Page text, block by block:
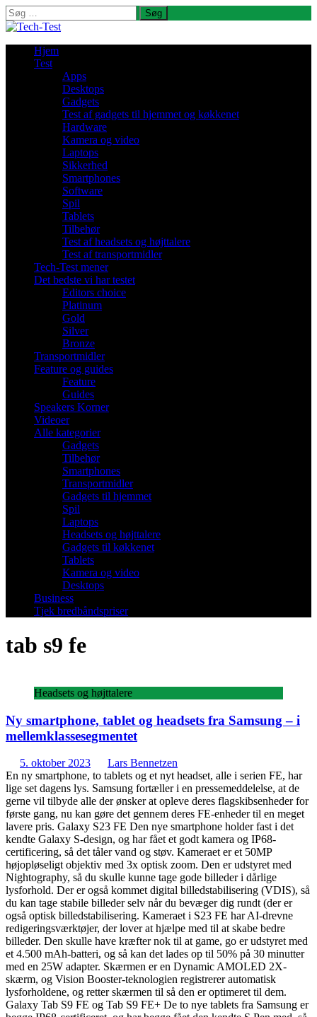
Søg
efter:
Hjem
Test
Apps
Desktops
Gadgets
Test af gadgets til hjemmet og køkkenet
Hardware
Kamera og video
Laptops
Sikkerhed
Smartphones
Software
Spil
Tablets
Tilbehør
Test af headsets og højttalere
Test af transportmidler
Tech-Test mener
Det bedste vi har testet
Editors choice
Platinum
Gold
Silver
Bronze
Transportmidler
Feature og guides
Feature
Guides
Speakers Korner
Videoer
Alle kategorier
Gadgets
Tilbehør
Smartphones
Transportmidler
Gadgets til hjemmet
Spil
Laptops
Headsets og højttalere
Gadgets til køkkenet
Tablets
Kamera og video
Desktops
Business
Tjek bredbåndspriser
tab s9 fe
Headsets og højttalere
Ny smartphone, tablet og headsets fra Samsung – i
mellemklassesegmentet
5. oktober 2023
Lars Bennetzen
En ny smartphone, to tablets og et nyt headset, alle i serien FE, har
lige set dagens lys. Samsung fortæller i en pressemeddelelse, at de
gerne vil tilbyde alle der ønsker at opleve deres flagskibsenheder for
første gang, nu kan gøre det gennem deres FE-enheder til en meget
lavere pris. Galaxy S23 FE Den nye smartphone holder fast i det
kendte Galaxy S-design, og har fået et godt kamera og IP68-
certificering, så det tåler vand og støv. Kameraet er et 50MP
højopløseligt objektiv med 3x optisk zoom. Den er udstyret med
Nightography, så du skulle kunne tage gode billeder i dårlige
lysforhold. Der er også kommet digital billedstabilisering (VDIS), så
du kan tage stabile billeder selv når du bevæger dig rundt (der er
også optisk billedstabilisering. Kameraet i S23 FE har AI-drevne
redigeringsværktøjer, der lover at hjælpe med til at skabe bedre
billeder. Den skulle have kræfter nok til at game, go er udstyret med
et 4.500 mAh-batteri, og så kan det lades op til 50% på 30 minutter
med en 25W adapter. Skærmen er en Dynamic AMOLED 2X-
skærm, og Vision Booster-teknologien registrerer automatisk
lysforholdene, og retter skærmen til så den er optimeret til dem.
Galaxy Tab S9 FE og Tab S9 FE+ De to nye tablets fra Samsung er